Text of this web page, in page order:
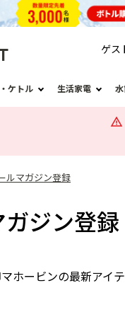
ゲス
ケトル 生活家電
ルマガジン登録
ジン登録
ホービンの最新アイ